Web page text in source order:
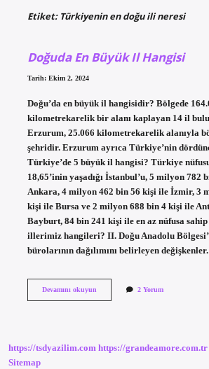
Etiket: Türkiyenin en doğu ili neresi
Doğuda En Büyük Il Hangisi
Tarih: Ekim 2, 2024
Doğu’da en büyük il hangisidir? Bölgede
kilometrekarelik bir alanı kaplayan 14 il
Erzurum, 25.066 kilometrekarelik alanıyla
şehridir. Erzurum ayrıca Türkiye’nin
Türkiye’de 5 büyük il hangisi? Türkiye
18,65’inin yaşadığı İstanbul’u, 5 milyon 782
Ankara, 4 milyon 462 bin 56 kişi ile İzmir, 3
kişi ile Bursa ve 2 milyon 688 bin 4 kişi ile
Bayburt, 84 bin 241 kişi ile en az nüfusa
illerimiz hangileri? II. Doğu Anadolu
bürolarının dağılımını belirleyen
Devamını okuyunDoğuda
2 Yorum
https://tsdyazilim.com https://grandeamore.com.tr
Sitemap